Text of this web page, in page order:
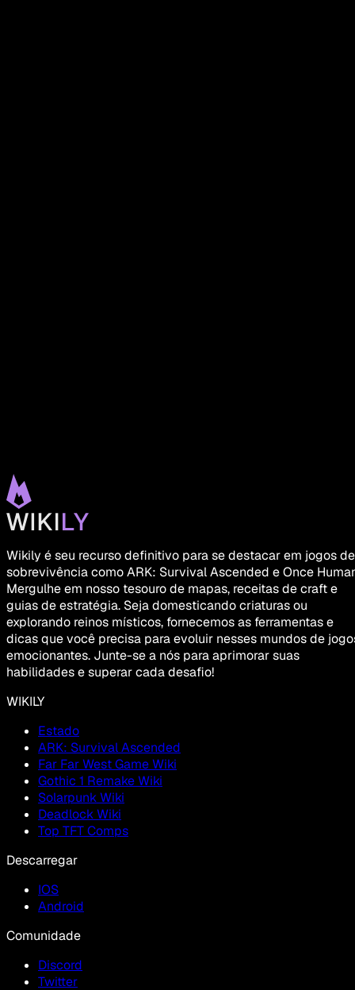
Wikily é seu recurso definitivo para se destacar em jogos de
sobrevivência como ARK: Survival Ascended e Once
Mergulhe em nosso tesouro de mapas, receitas de craft e
guias de estratégia. Seja domesticando criaturas ou
explorando reinos místicos, fornecemos as ferramentas e
dicas que você precisa para evoluir nesses mundos de
emocionantes. Junte-se a nós para aprimorar suas
habilidades e superar cada desafio!
WIKILY
Estado
ARK: Survival Ascended
Far Far West Game Wiki
Gothic 1 Remake Wiki
Solarpunk Wiki
Deadlock Wiki
Top TFT Comps
Descarregar
IOS
Android
Comunidade
Discord
Twitter